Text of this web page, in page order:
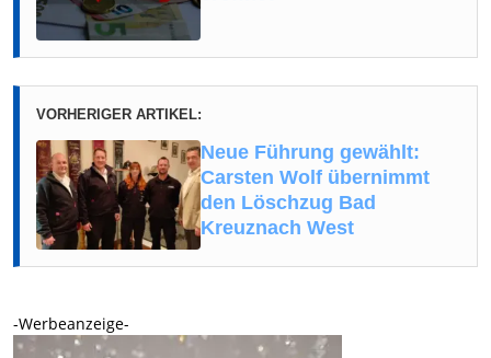
VORHERIGER ARTIKEL:
Neue Führung gewählt:
Carsten Wolf übernimmt
den Löschzug Bad
Kreuznach West
-Werbeanzeige-